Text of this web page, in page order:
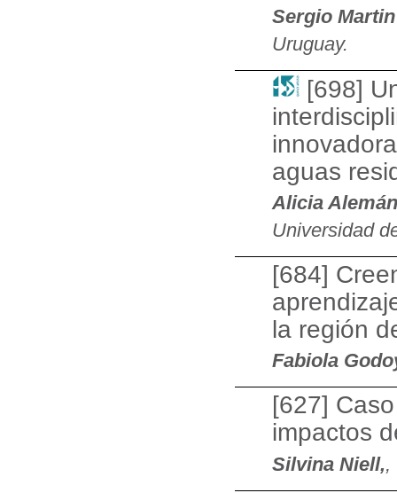
Sergio
Uruguay.
[698]
aguas
Alicia Alemán
Universidad
[684]
la región
Fabiola
[627]
impactos
Silvina Niell,,